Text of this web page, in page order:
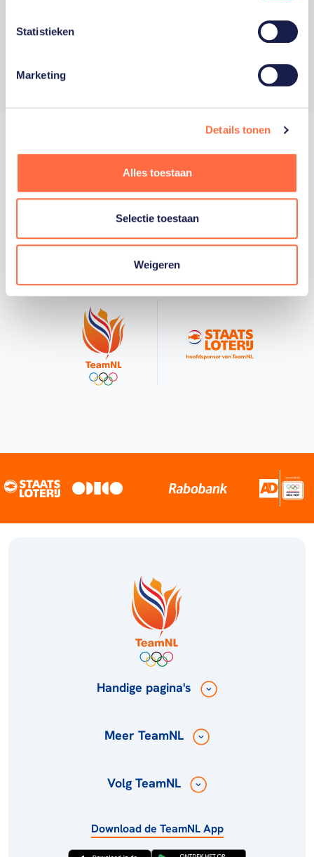
Statistieken
Marketing
Details tonen
Alles toestaan
Selectie toestaan
Weigeren
Trotse hoofdsponsor
TeamNL. Samen willen we Nederland het
sportiefste land van de wereld maken.
Handige pagina's
Meer TeamNL
Volg TeamNL
Download de TeamNL App